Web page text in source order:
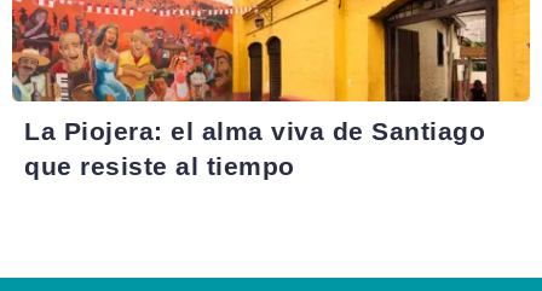
La Piojera: el alma viva de Santiago
que resiste al tiempo